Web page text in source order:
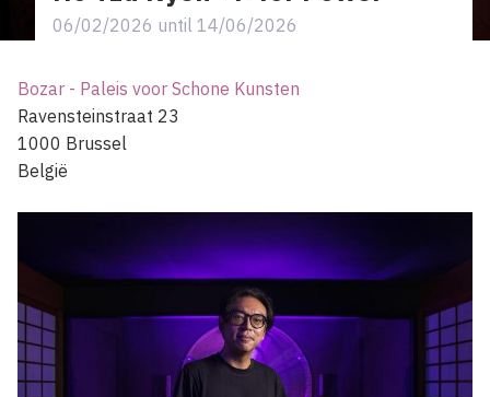
06/02/2026 until 14/06/2026
Bozar - Paleis voor Schone Kunsten
Ravensteinstraat 23
1000 Brussel
België